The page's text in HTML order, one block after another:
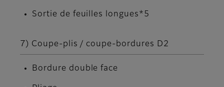
Sortie de feuilles longues*5
7) Coupe-plis / coupe-bordures D2
Bordure double face